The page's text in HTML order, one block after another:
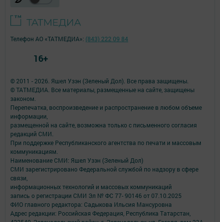
© 2011 - 2026. Яшел Узэн (Зеленый Дол). Все права защищены.
© ТАТМЕДИА. Все материалы, размещенные на сайте, защищены
законом.
Перепечатка, воспроизведение и распространение в любом объеме
информации,
размещенной на сайте, возможна только с письменного согласия
редакций СМИ.
При поддержке Республиканского агентства по печати и массовым
коммуникациям.
Наименование СМИ: Яшел Узэн (Зеленый Дол)
СМИ зарегистрировано Федеральной службой по надзору в сфере
связи,
информационных технологий и массовых коммуникаций
запись о регистрации СМИ Эл № ФС 77- 90146 от 07.10.2025
ФИО главного редактора: Садыкова Ильсия Мансуровна
Адрес редакции: Российская Федерация, Республика Татарстан,
Телефон АО «ТАТМЕДИА»: (843) 222 09 84
16+